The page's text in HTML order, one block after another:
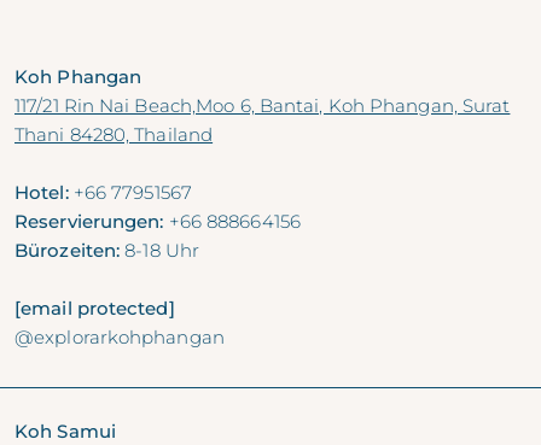
Koh Phangan
117/21 Rin Nai Beach,Moo 6, Bantai, Koh Phangan, Surat
Thani 84280, Thailand
Hotel: +66 77951567
Reservierungen: +66 888664156
Bürozeiten: 8-18 Uhr
[email protected]
@explorarkohphangan
Koh Samui